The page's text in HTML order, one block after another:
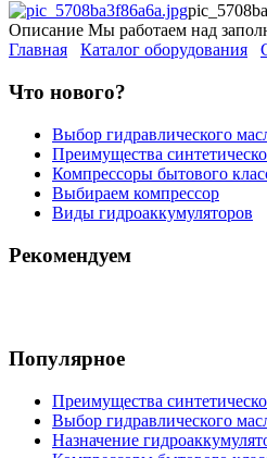
Описание Мы работаем над
Главная
Каталог оборудования
Что нового?
Выбор гидравлического
Преимущества
Компрессоры бытового
Выбираем компрессор
Виды гидроаккумуляторов
Рекомендуем
Популярное
Преимущества
Выбор гидравлического
Назначение